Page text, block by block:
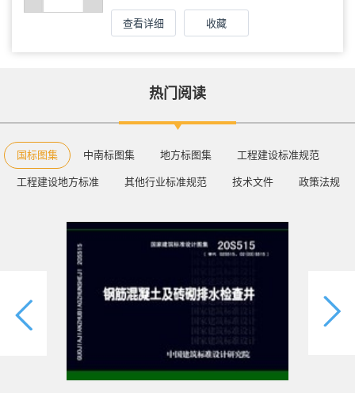
查看详细 收藏
热门阅读
国标图集 中南标图集 地方标图集 工程建设标准规范
工程建设地方标准 其他行业标准规范 技术文件 政策法规